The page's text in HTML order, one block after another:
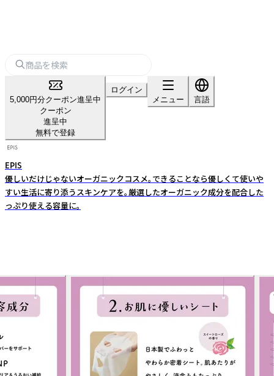
5,000円分クーポン進呈中
クーポン
進呈中
無料で登録
ログイン
メニュー
言語
EPIS
優しいだけじゃないオーガニックコスメ。できることなら優しくて使いや
すい生活に寄り添うスキンケアを。厳選したオーガニック成分を配合した
っぷり使える容量に。